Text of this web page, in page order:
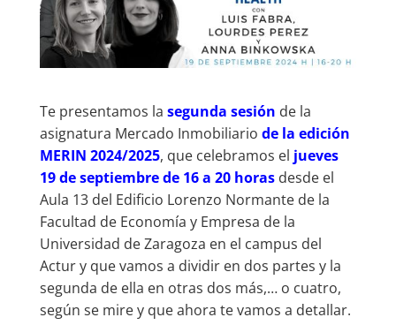
Te presentamos la segunda sesión de la
asignatura Mercado Inmobiliario de la edición
MERIN 2024/2025, que celebramos el jueves
19 de septiembre de 16 a 20 horasdesde el
Aula 13 del Edificio Lorenzo Normante de la
Facultad de Economía y Empresa de la
Universidad de Zaragoza en el campus del
Actur y que vamos a dividir en dos partes y la
segunda de ella en otras dos más,… o cuatro,
según se mire y que ahora te vamos a detallar.